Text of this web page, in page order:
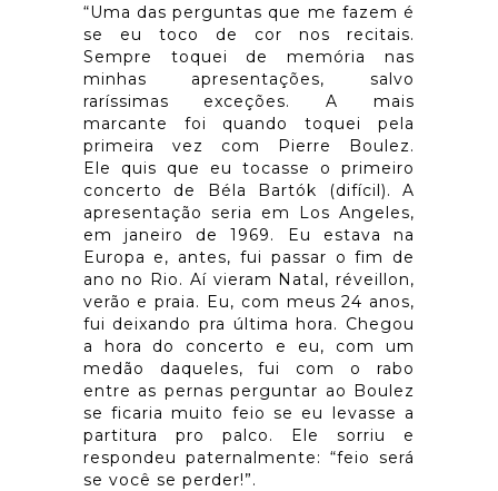
“Uma das perguntas que me fazem é
se eu toco de cor nos recitais.
Sempre toquei de memória nas
minhas apresentações, salvo
raríssimas exceções. A mais
marcante foi quando toquei pela
primeira vez com Pierre Boulez.
Ele quis que eu tocasse o primeiro
concerto de Béla Bartók (difícil). A
apresentação seria em Los Angeles,
em janeiro de 1969. Eu estava na
Europa e, antes, fui passar o fim de
ano no Rio. Aí vieram Natal, réveillon,
verão e praia. Eu, com meus 24 anos,
fui deixando pra última hora. Chegou
a hora do concerto e eu, com um
medão daqueles, fui com o rabo
entre as pernas perguntar ao Boulez
se ficaria muito feio se eu levasse a
partitura pro palco. Ele sorriu e
respondeu paternalmente: “feio será
se você se perder!”.